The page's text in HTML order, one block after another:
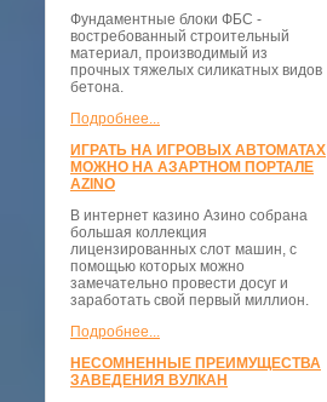
Фундаментные блоки ФБС -
востребованный строительный
материал, производимый из
прочных тяжелых силикатных видов
бетона.
Подробнее...
ИГРАТЬ НА ИГРОВЫХ АВТОМАТАХ
МОЖНО НА АЗАРТНОМ ПОРТАЛЕ
AZINO
В интернет казино Азино собрана
большая коллекция
лицензированных слот машин, с
помощью которых можно
замечательно провести досуг и
заработать свой первый миллион.
Подробнее...
НЕСОМНЕННЫЕ ПРЕИМУЩЕСТВА
ЗАВЕДЕНИЯ ВУЛКАН